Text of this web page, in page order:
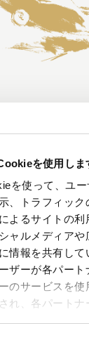
を使用しま
を使って、ユ
、トラフィック
よるサイトの利
ャルメディアや
情報を共有して
ザーが各パート
のサービスを使
れ、各パートナ